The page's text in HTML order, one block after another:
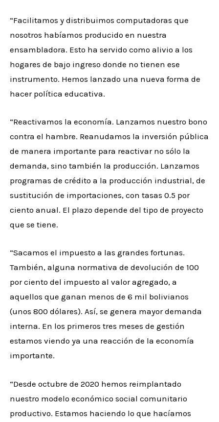
“Facilitamos y distribuimos computadoras que
nosotros habíamos producido en nuestra
ensambladora. Esto ha servido como alivio a los
hogares de bajo ingreso donde no tienen ese
instrumento. Hemos lanzado una nueva forma de
hacer política educativa.
“Reactivamos la economía. Lanzamos nuestro bono
contra el hambre. Reanudamos la inversión pública
de manera importante para reactivar no sólo la
demanda, sino también la producción. Lanzamos
programas de crédito a la producción industrial, de
sustitución de importaciones, con tasas 0.5 por
ciento anual. El plazo depende del tipo de proyecto
que se tiene.
“Sacamos el impuesto a las grandes fortunas.
También, alguna normativa de devolución de 100
por ciento del impuesto al valor agregado, a
aquellos que ganan menos de 6 mil bolivianos
(unos 800 dólares). Así, se genera mayor demanda
interna. En los primeros tres meses de gestión
estamos viendo ya una reacción de la economía
importante.
“Desde octubre de 2020 hemos reimplantado
nuestro modelo económico social comunitario
productivo. Estamos haciendo lo que hacíamos